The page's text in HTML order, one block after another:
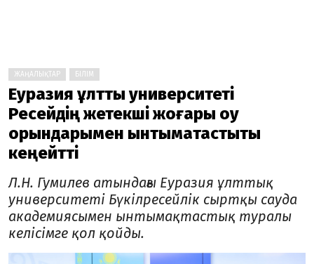
ЖАҢАЛЫҚТАР БІЛІМ
Еуразия ұлттық университеті
Ресейдің жетекші жоғары оқу
орындарымен ынтымақтастықты
кеңейтті
Л.Н. Гумилев атындағы Еуразия ұлттық
университеті Бүкілресейлік сыртқы сауда
академиясымен ынтымақтастық туралы
келісімге қол қойды.